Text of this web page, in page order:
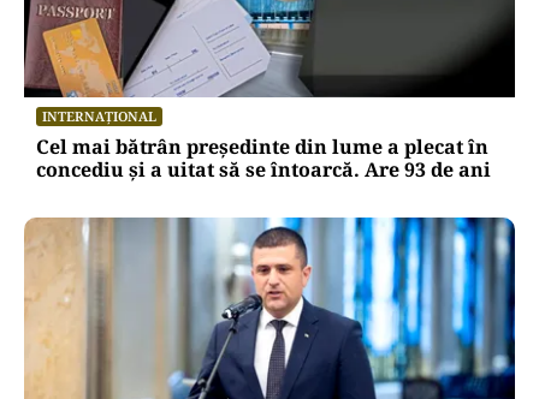
INTERNAȚIONAL
Cel mai bătrân președinte din lume a plecat în
concediu și a uitat să se întoarcă. Are 93 de ani